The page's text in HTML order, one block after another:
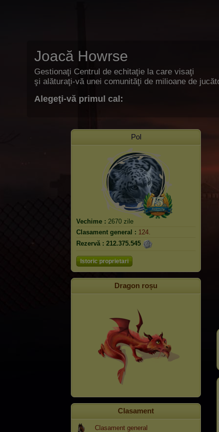
Joacă Howrse
Gestionaţi Centrul de echitaţie la care visaţi
şi alăturaţi-vă unei comunităţi de milioane de
Alegeţi-vă primul cal:
Pol
Vechime : 2670 zile
Clasament general : 124.
Rezervă : 212.375.545
Istoric proprietari
Dragon roșu
Clasament
Clasament general